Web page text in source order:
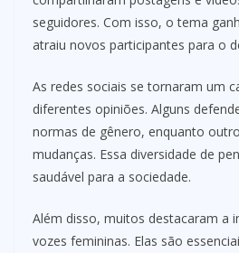
seguidores. Com isso, o tema
atraiu novos participantes para o
As redes sociais se tornaram um
diferentes opiniões. Alguns
normas de gênero, enquanto
mudanças. Essa diversidade de
saudável para a sociedade.
Além disso, muitos destacaram a
vozes femininas. Elas são